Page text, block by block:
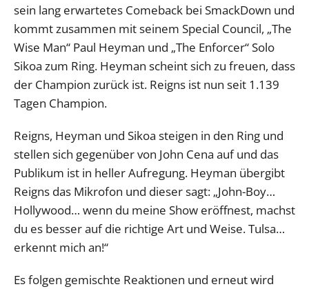
sein lang erwartetes Comeback bei SmackDown und
kommt zusammen mit seinem Special Council, „The
Wise Man“ Paul Heyman und „The Enforcer“ Solo
Sikoa zum Ring. Heyman scheint sich zu freuen, dass
der Champion zurück ist. Reigns ist nun seit 1.139
Tagen Champion.
Reigns, Heyman und Sikoa steigen in den Ring und
stellen sich gegenüber von John Cena auf und das
Publikum ist in heller Aufregung. Heyman übergibt
Reigns das Mikrofon und dieser sagt: „John-Boy…
Hollywood… wenn du meine Show eröffnest, machst
du es besser auf die richtige Art und Weise. Tulsa…
erkennt mich an!“
Es folgen gemischte Reaktionen und erneut wird